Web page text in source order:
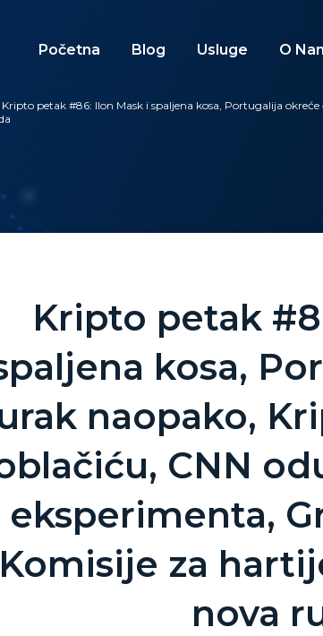
Početna Blog Usluge O
Kripto petak #86: Ilon Mask i spaljena kosa, Portugalija
Kripto petak
kosa,
naopako,
CNN
eksperimenta,
Komisije za
nova